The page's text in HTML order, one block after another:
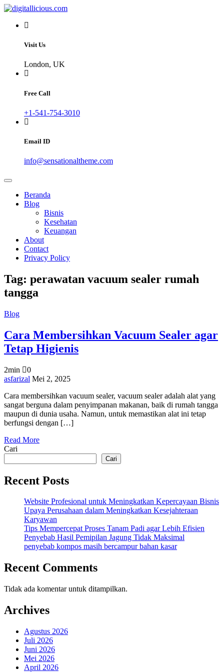
Skip
content
digitallicious.com
Sharing Digital Information
Visit Us
London, UK
Free Call
+1-541-754-3010
Email ID
info@sensationaltheme.com
Beranda
Blog
Bisnis
Kesehatan
Keuangan
About
Contact
Privacy Policy
Tag: perawatan vacuum sealer rumah
tangga
Blog
Cara Membersihkan Vacuum Sealer agar
Tetap Higienis
2min
0
on
Membersihkan
Vacuum
Sealer
agar
Higienis
asfarizal Mei 2, 2025
Cara membersihkan vacuum sealer, vacuum sealer adalah alat yang
sangat berguna dalam penyimpanan makanan, baik di rumah tangga
maupun di dunia usaha. Namun, untuk memastikan alat ini tetap
berfungsi dengan […]
Read More
Cari
Cari
Recent Posts
Website Profesional untuk Meningkatkan Kepercayaan Bisnis
Upaya Perusahaan dalam Meningkatkan Kesejahteraan
Karyawan
Tips Mempercepat Proses Tanam Padi agar Lebih Efisien
Penyebab Hasil Pemipilan Jagung Tidak Maksimal
penyebab kompos masih bercampur bahan kasar
Recent Comments
Tidak ada komentar untuk ditampilkan.
Archives
Agustus 2026
Juli 2026
Juni 2026
Mei 2026
April 2026